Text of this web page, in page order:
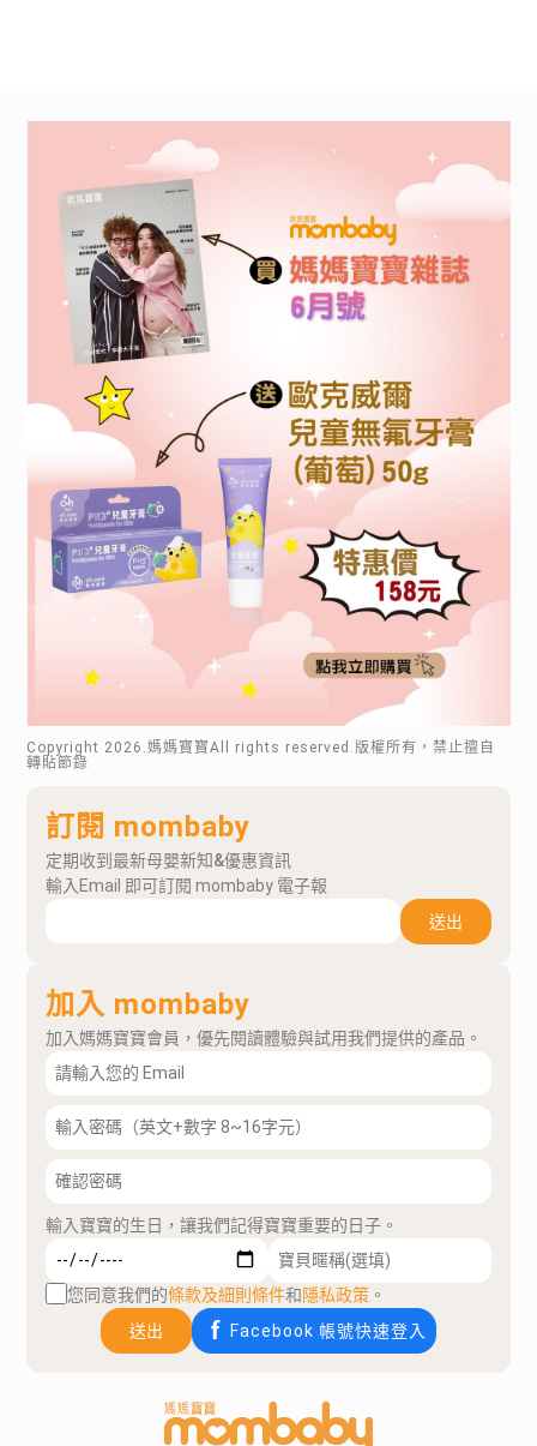
Copyright 2026 .媽媽寶寶All rights reserved.版權所有，禁止擅自
轉貼節錄
訂閱 mombaby
定期收到最新母嬰新知&優惠資訊
輸入Email 即可訂閱 mombaby 電子報
送出
加入 mombaby
加入媽媽寶寶會員，優先閱讀體驗與試用我們提供的產品。
輸入寶寶的生日，讓我們記得寶寶重要的日子。
您同意我們的條款及細則條件和隱私政策 。
送出
Facebook 帳號快速登入